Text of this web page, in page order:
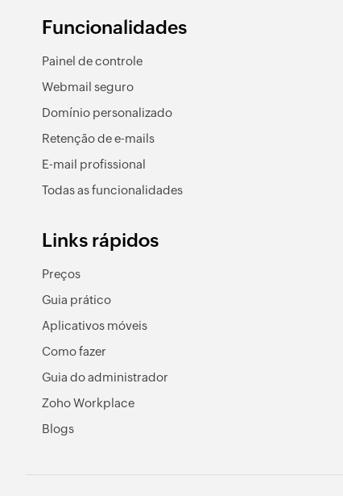
Funcionalidades
Painel de controle
Webmail seguro
Domínio personalizado
Retenção de e-mails
E-mail profissional
Todas as funcionalidades
Links rápidos
Preços
Guia prático
Aplicativos móveis
Como fazer
Guia do administrador
Zoho Workplace
Blogs